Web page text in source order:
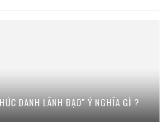
DANH LÃNH ĐẠO" Ý NGHĨA GÌ ?